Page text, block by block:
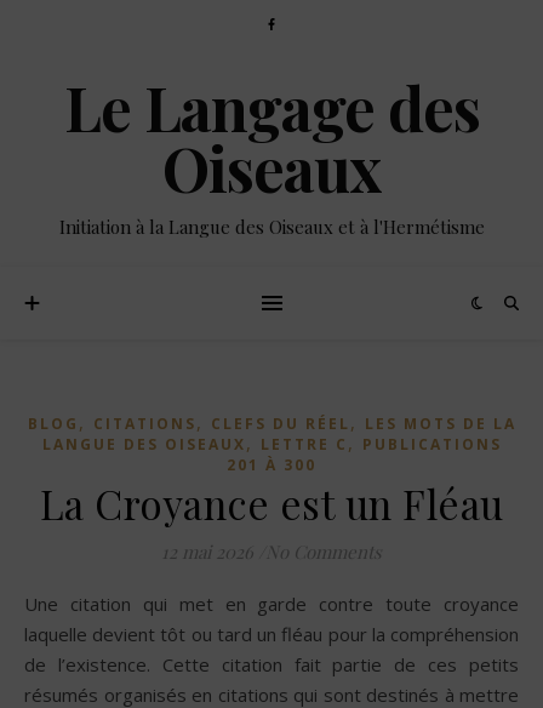
Le Langage des
Oiseaux
Initiation à la Langue des Oiseaux et à l'Hermétisme
BLOG , CITATIONS, CLEFS DU RÉEL, LES MOTS DE LA
LANGUE DES OISEAUX, LETTRE C , PUBLICATIONS
201 À 300
La Croyance est un Fléau
12 mai 2026 No Comments
Une citation qui met en garde contre toute croyance
laquelle devient tôt ou tard un fléau pour la compréhension
de l’existence. Cette citation fait partie de ces petits
résumés organisés en citations qui sont destinés à mettre